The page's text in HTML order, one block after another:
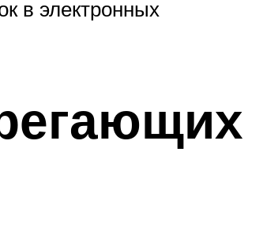
в электронных